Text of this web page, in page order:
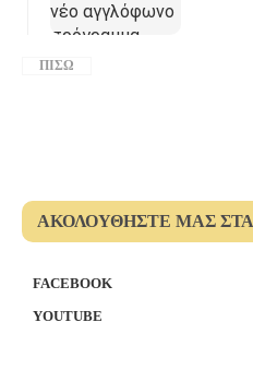
ΠΊΣΩ
ΑΚΟΛΟΥΘΉΣΤΕ ΜΑΣ ΣΤΑ
FACEBOOK
YOUTUBE